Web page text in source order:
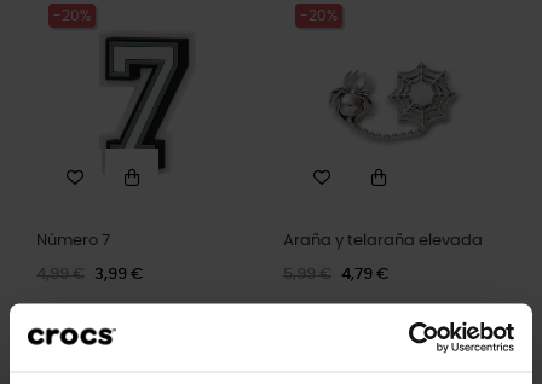
-20%
Número 7
4,99 € 3,99 €
-20%
Araña y telaraña elevada
5,99 € 4,79 €